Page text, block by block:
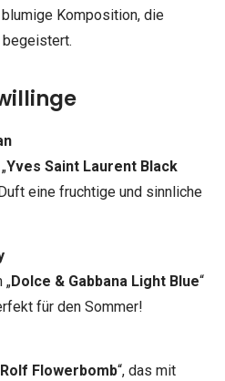
Komposition, die
Yves Saint Laurent Black
eine fruchtige und sinnliche
„Dolce & Gabbana Light Blue“
für den Sommer!
Flowerbomb“, das mit